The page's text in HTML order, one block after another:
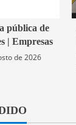
pública de
| Empresas
de 2026